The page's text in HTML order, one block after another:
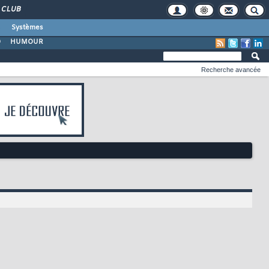
CLUB
Systèmes
HUMOUR
Recherche avancée